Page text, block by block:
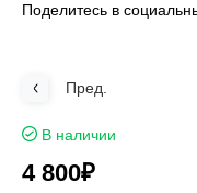
Поделитесь в
Пред.
В наличии
4 800₽